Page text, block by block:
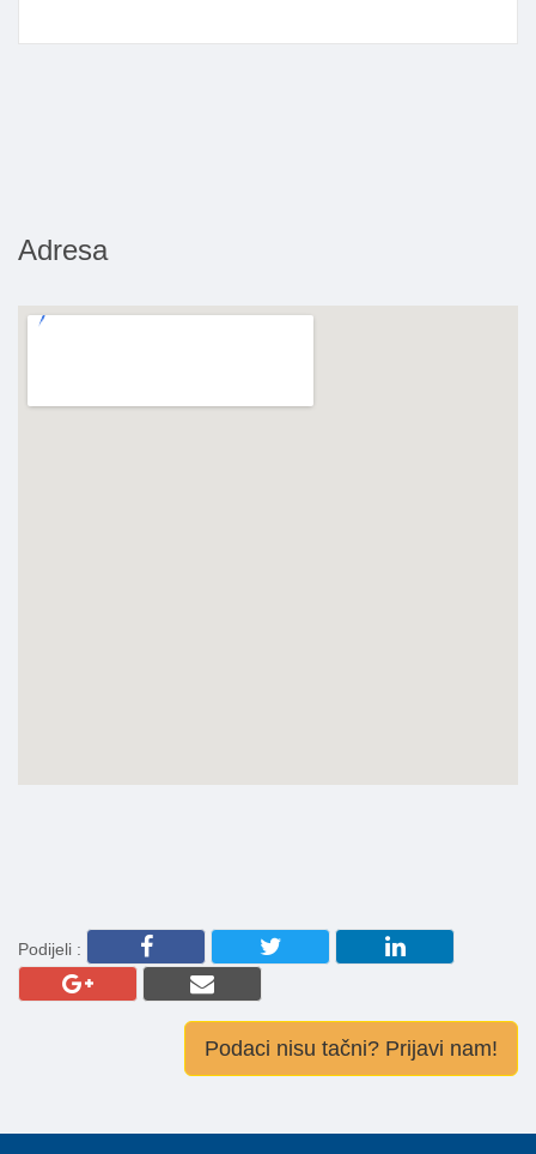
Adresa
Podijeli :
Podaci nisu tačni? Prijavi nam!